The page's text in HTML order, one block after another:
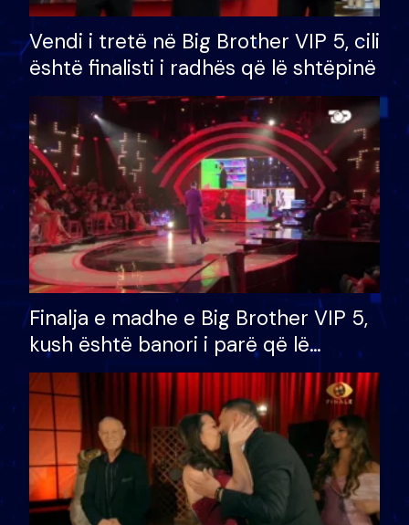
Vendi i tretë në Big Brother VIP 5, cili
është finalisti i radhës që lë shtëpinë
Finalja e madhe e Big Brother VIP 5,
kush është banori i parë që lë
shtëpinë dhe humb mundësinë për
të fituar çmimin e madh